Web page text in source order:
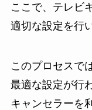
ここで、テレビ
適切な設定を行
このプロセスで
最適な設定が行
キャンセラーを